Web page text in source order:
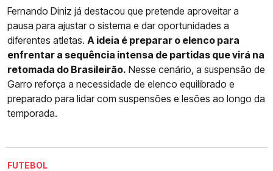
Fernando Diniz já destacou que pretende aproveitar a
pausa para ajustar o sistema e dar oportunidades a
diferentes atletas. A ideia é preparar o elenco para
enfrentar a sequência intensa de partidas que virá na
retomada do Brasileirão. Nesse cenário, a suspensão de
Garro reforça a necessidade de elenco equilibrado e
preparado para lidar com suspensões e lesões ao longo da
temporada.
FUTEBOL